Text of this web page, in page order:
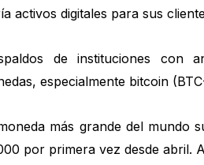
activos digitales para sus
de instituciones con
especialmente bitcoin
más grande del mundo
por primera vez desde abril.